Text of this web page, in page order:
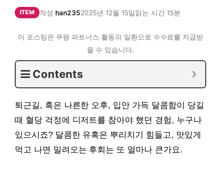
ITEM 작성 han2352025년 12월 15일읽는 시간 15분
이 포스팅은 쿠팡 파트너스 활동의 일환으로 수수료를 지급받
을 수 있습니다.
Contents
퇴근길, 혹은 나른한 오후, 입안 가득 달콤함이 당길
때 혈당 걱정에 디저트를 참아야 했던 경험, 누구나
있으시죠? 달콤한 유혹은 뿌리치기 힘들고, 맛있게
먹고 나면 밀려오는 후회는 또 얼마나 큰가요.